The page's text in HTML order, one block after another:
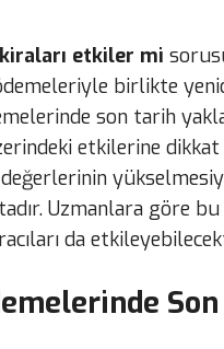
etkiler mi
birlikte
son tarih
etkilerine
Uzmanlara göre
da
Son